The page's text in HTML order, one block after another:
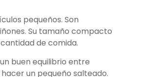
pequeños. Son
Su tamaño compacto
de comida.
buen equilibrio entre
un pequeño salteado.